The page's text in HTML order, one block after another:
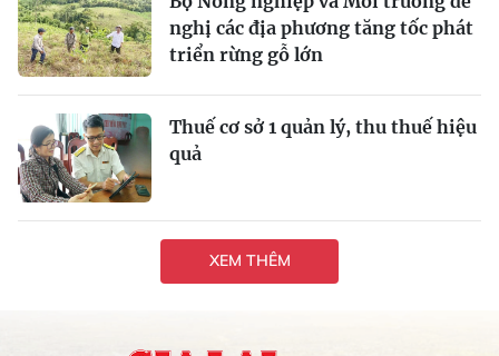
nghị các địa phương tăng tốc phát
triển rừng gỗ lớn
Thuế cơ sở 1 quản lý, thu thuế hiệu
quả
XEM THÊM